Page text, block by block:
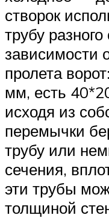
створок
трубу
зависимости
пролета
мм, есть
исходя из
перемычки
трубу или
сечения,
эти трубы
толщиной